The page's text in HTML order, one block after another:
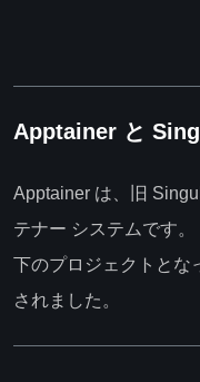
Apptainer と
Apptainer は、旧
テナー システムです
下のプロジェクトとな
されました。